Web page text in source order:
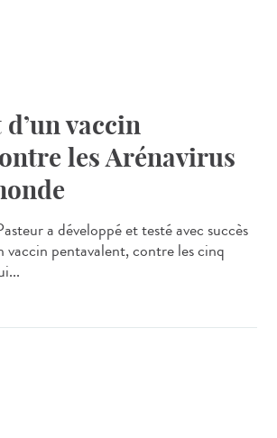
vaccin
les Arénavirus
a développé et testé avec succès
pentavalent, contre les cinq